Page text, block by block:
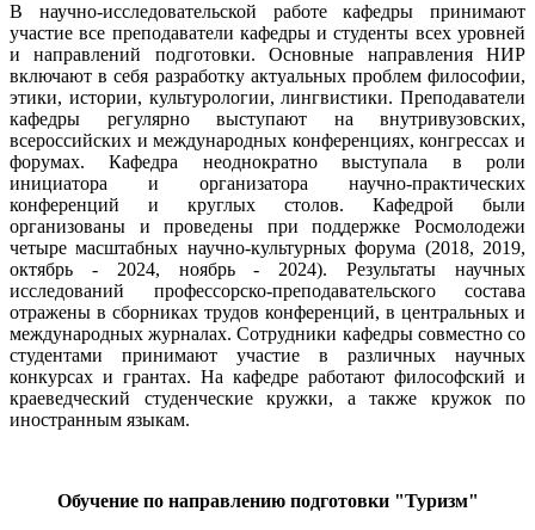
В научно-исследовательской работе кафедры принимают
участие все преподаватели кафедры и студенты всех уровней
и направлений подготовки. Основные направления НИР
включают в себя разработку актуальных проблем философии,
этики, истории, культурологии, лингвистики. Преподаватели
кафедры регулярно выступают на внутривузовских,
всероссийских и международных конференциях, конгрессах и
форумах. Кафедра неоднократно выступала в роли
инициатора и организатора научно-практических
конференций и круглых столов. Кафедрой были
организованы и проведены при поддержке Росмолодежи
четыре масштабных научно-культурных форума (2018, 2019,
октябрь - 2024, ноябрь - 2024). Результаты научных
исследований профессорско-преподавательского состава
отражены в сборниках трудов конференций, в центральных и
международных журналах. Сотрудники кафедры совместно со
студентами принимают участие в различных научных
конкурсах и грантах. На кафедре работают философский и
краеведческий студенческие кружки, а также кружок по
иностранным языкам.
Обучение по направлению подготовки "Туризм"